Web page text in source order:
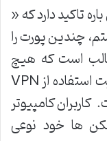
تاکید دارد که «
چندین پورت را
است که هیچ
شرکت امنیتی در هیچ کجای دنیا، امنیت استفاده از VPN
کاربران کامپیوتر
ها خود نوعی